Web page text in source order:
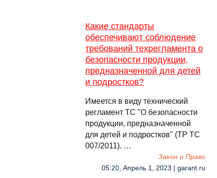
Какие стандарты
обеспечивают соблюдение
требований техрегламента о
безопасности продукции,
предназначенной для детей
и подростков?
Имеется в виду технический
регламент ТС "О безопасности
продукции, предназначенной
для детей и подростков" (TP ТС
007/2011). …
Закон и Право
05:20, Апрель 1, 2023 | garant.ru